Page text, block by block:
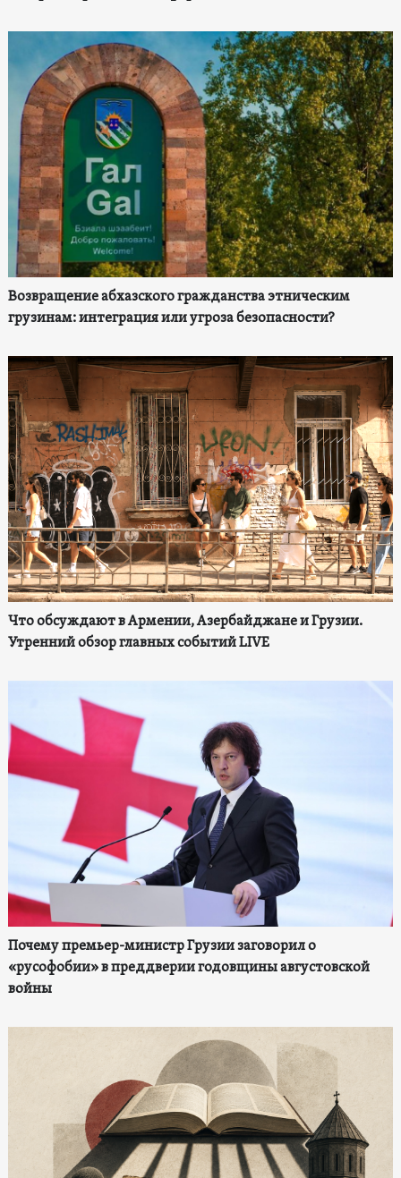
Возвращение абхазского гражданства этническим
грузинам: интеграция или угроза безопасности?
Что обсуждают в Армении, Азербайджане и Грузии.
Утренний обзор главных событий LIVE
Почему премьер-министр Грузии заговорил о
«русофобии» в преддверии годовщины августовской
войны